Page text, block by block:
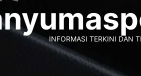
INFORMASI TERKINI DAN